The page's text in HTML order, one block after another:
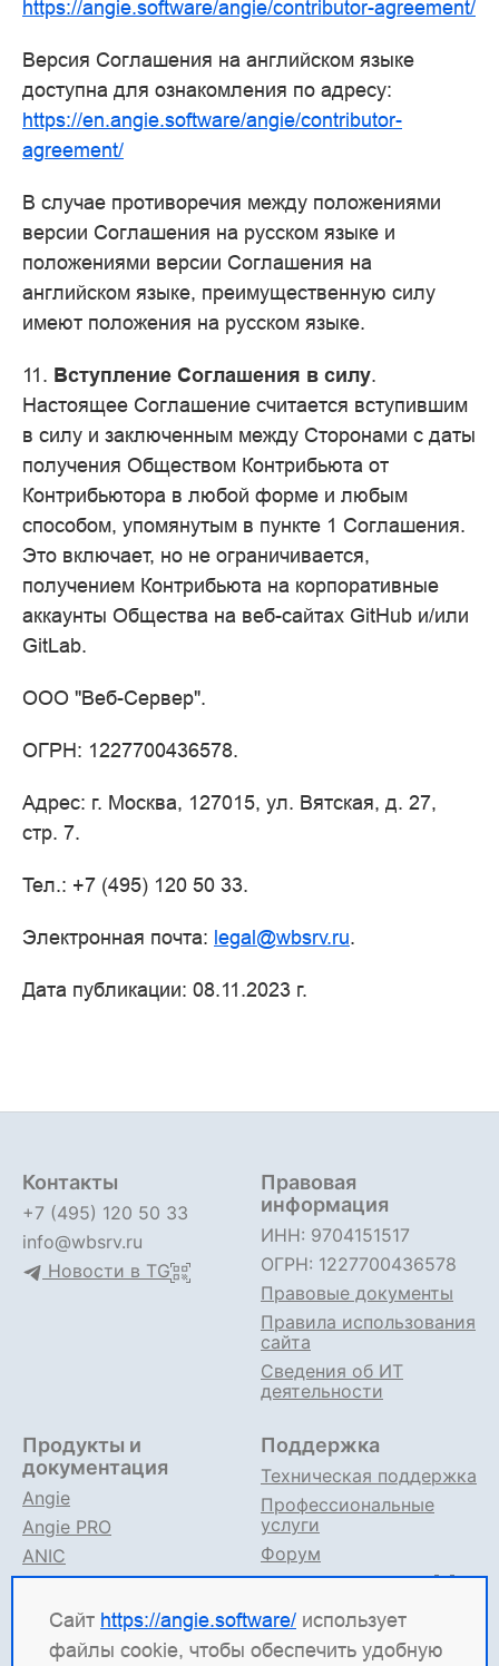
https://angie.software/angie/contributor-agreement/
Версия Соглашения на английском языке
доступна для ознакомления по адресу:
https://en.angie.software/angie/contributor-
agreement/
В случае противоречия между положениями
версии Соглашения на русском языке и
положениями версии Соглашения на
английском языке, преимущественную силу
имеют положения на русском языке.
11. Вступление Соглашения в силу.
Настоящее Соглашение считается вступившим
в силу и заключенным между Сторонами с даты
получения Обществом Контрибьюта от
Контрибьютора в любой форме и любым
способом, упомянутым в пункте 1 Соглашения.
Это включает, но не ограничивается,
получением Контрибьюта на корпоративные
аккаунты Общества на веб-сайтах GitHub и/или
GitLab.
ООО "Веб-Сервер".
ОГРН: 1227700436578.
Адрес: г. Москва, 127015, ул. Вятская, д. 27,
стр. 7.
Тел.: +7 (495) 120 50 33.
Электронная почта: legal@wbsrv.ru.
Дата публикации: 08.11.2023 г.
Сайт https://angie.software/ использует
файлы cookie, чтобы обеспечить удобную
Контакты
+7 (495) 120 50 33
info@wbsrv.ru
Новости в TG
Правовая
информация
ИНН: 9704151517
ОГРН: 1227700436578
Правовые документы
Правила использования
сайта
Сведения об ИТ
деятельности
Продукты и
документация
Angie
Angie PRO
ANIC
Angie ADC
Документация
Поддержка
Техническая поддержка
Профессиональные
услуги
Форум
Поддержка в TG